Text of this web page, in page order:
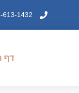
613-1432
דף